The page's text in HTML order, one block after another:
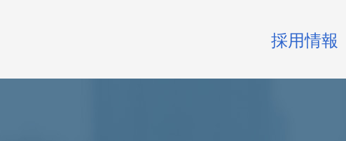
採用情報